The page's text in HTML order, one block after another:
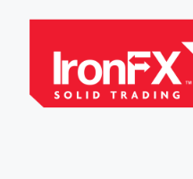
content